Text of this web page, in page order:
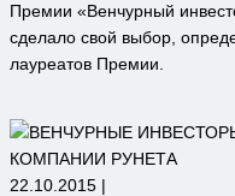
Премии «Венчурный
сделало свой выбор,
лауреатов Премии.
22.10.2015 |